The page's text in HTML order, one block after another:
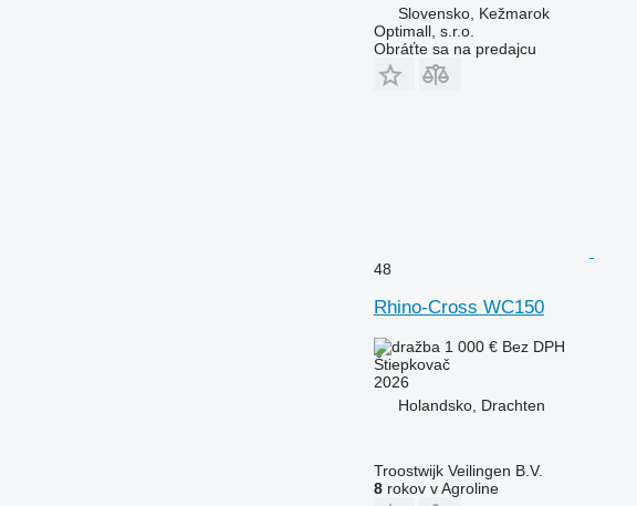
Slovensko, Kežmarok
Optimall, s.r.o.
Obráťte sa na predajcu
48
Rhino-Cross WC150
1 000 € Bez DPH
Štiepkovač
2026
Holandsko, Drachten
Troostwijk Veilingen B.V.
8rokov v Agroline